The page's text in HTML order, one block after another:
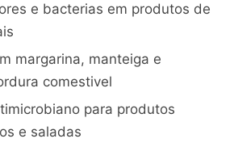
e bacterias em produtos de
margarina, manteiga e
comestivel
para produtos
e saladas